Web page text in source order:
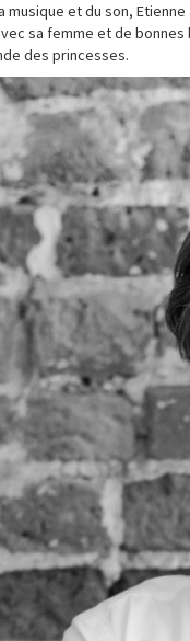
musique et du son,
sa femme et de
des princesses.